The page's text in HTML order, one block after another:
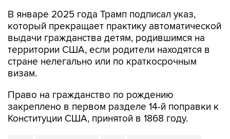
В январе 2025 года Трамп подписал указ,
который прекращает практику автоматической
выдачи гражданства детям, родившимся на
территории США, если родители находятся в
стране нелегально или по краткосрочным
визам.
Право на гражданство по рождению
закреплено в первом разделе 14-й поправки к
Конституции США, принятой в 1868 году.